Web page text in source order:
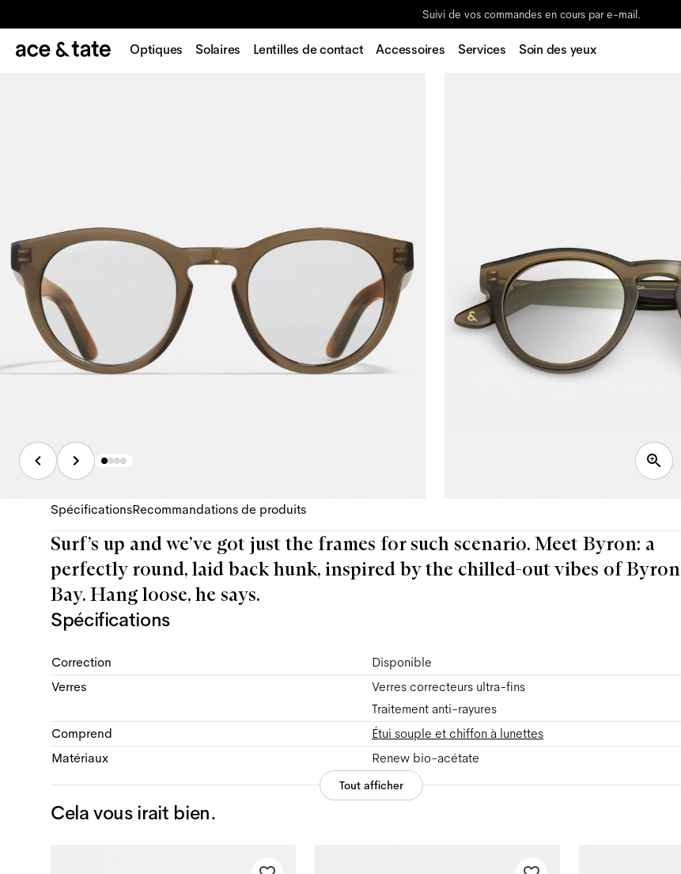
Suivi de vos commandes en cours par e-mail.
Optiques Solaires Lentilles de contact Accessoires Services Soin des yeux
SpécificationsRecommandations de produits
Surf’s up and we’ve got just the frames for such scenario. Meet Byron: a
perfectly round, laid back hunk, inspired by the chilled-out vibes of Byron
Bay. Hang loose, he says.
Spécifications
Correction
Disponible
Verres
Verres correcteurs ultra-fins
Traitement anti-rayures
Comprend
Étui souple et chiffon à lunettes
Matériaux
Renew bio-acétate
Tout afficher
Cela vous irait bien.